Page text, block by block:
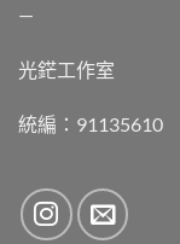
—
光鋩工作室
統編：91135610